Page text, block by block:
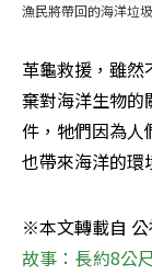
漁民將帶回的海洋垃
革龜救援，雖
棄對海洋生物的
件，牠們因為人
也帶來海洋的環
※本文轉載自
故事：長約8公